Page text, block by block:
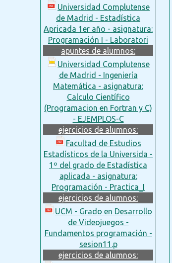
Universidad Complutense
de Madrid - Estadística
Apricada 1er año - asignatura:
Programación I - Laboratori
apuntes de alumnos:
Universidad Complutense
de Madrid - Ingeniería
Matemática - asignatura:
Calculo Científico
(Programacion en Fortran y C)
- EJEMPLOS-C
ejercicios de alumnos:
Facultad de Estudios
Estadísticos de la Universida -
1º del grado de Estadística
aplicada - asignatura:
Programación - Practica_I
ejercicios de alumnos:
UCM - Grado en Desarrollo
de Videojuegos -
Fundamentos programación -
sesion11.p
ejercicios de alumnos: